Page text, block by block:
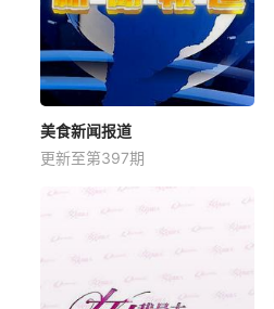
美食新闻报道
更新至第397期